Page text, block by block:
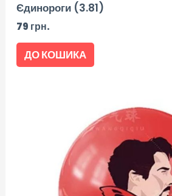
Єдинороги (3.81)
79 грн.
ДО КОШИКА